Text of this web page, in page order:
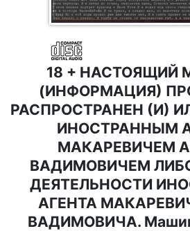
18 + НАСТОЯЩИЙ
(ИНФОРМАЦИЯ)
РАСПРОСТРАНЕН (И)
ИНОСТРАННЫМ
МАКАРЕВИЧЕМ
ВАДИМОВИЧЕМ
ДЕЯТЕЛЬНОСТИ
АГЕНТА
ВАДИМОВИЧА.